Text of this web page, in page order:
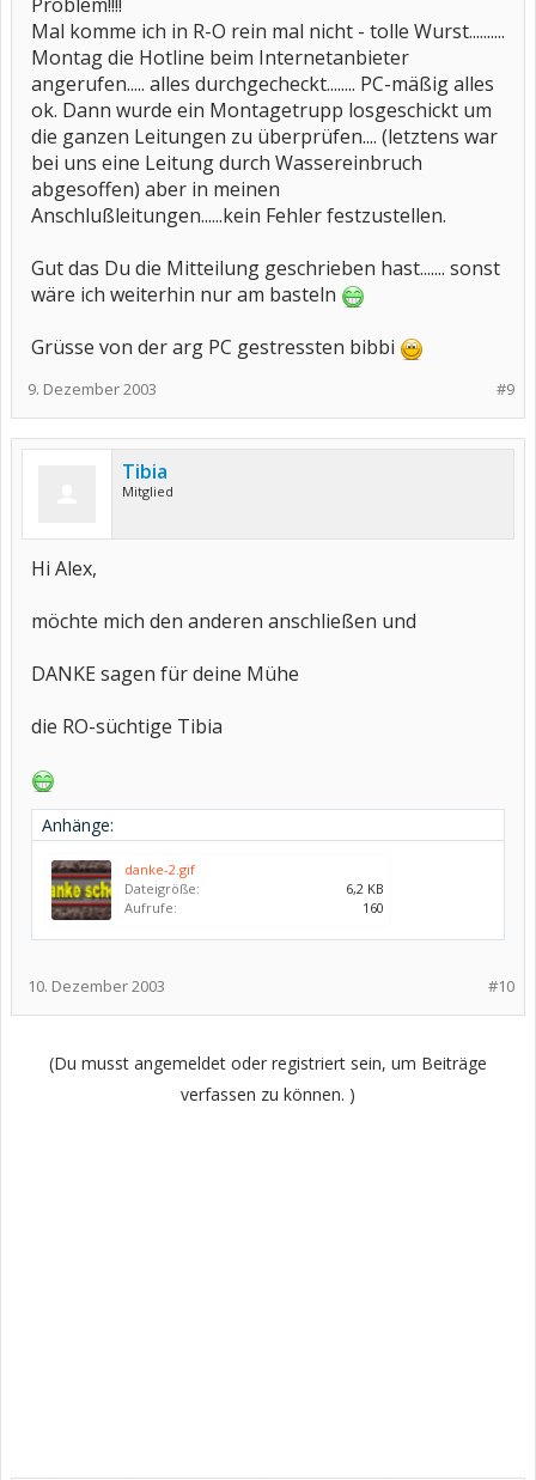
Mal komme ich in R-O rein mal nicht - tolle Wurst..........
Montag die Hotline beim Internetanbieter
angerufen..... alles durchgecheckt........ PC-mäßig alles
ok. Dann wurde ein Montagetrupp losgeschickt um
die ganzen Leitungen zu überprüfen.... (letztens war
bei uns eine Leitung durch Wassereinbruch
abgesoffen) aber in meinen
Anschlußleitungen......kein Fehler festzustellen.
Gut das Du die Mitteilung geschrieben hast....... sonst
wäre ich weiterhin nur am basteln
Grüsse von der arg PC gestressten bibbi
#9
9. Dezember 2003
Tibia
Mitglied
Hi Alex,
möchte mich den anderen anschließen und
DANKE sagen für deine Mühe
die RO-süchtige Tibia
Anhänge:
danke-2.gif
Dateigröße:
6,2 KB
Aufrufe:
160
#10
10. Dezember 2003
(Du musst angemeldet oder registriert sein, um Beiträge
verfassen zu können. )